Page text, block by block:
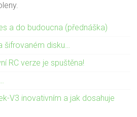
a do budoucna (přednáška)
šifrovaném disku…
RC verze je spuštěna!
V3 inovativním a jak dosahuje